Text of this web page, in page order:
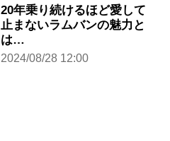
20年乗り続けるほど愛して
止まないラムバンの魅力と
は…
2024/08/28 12:00